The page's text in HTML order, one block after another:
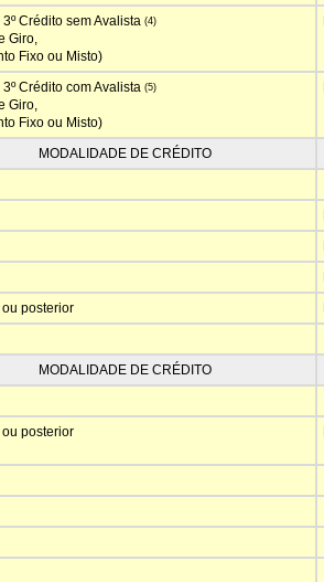
Crédito sem Avalista (4)
Giro,
Fixo ou Misto)
Crédito com Avalista (5)
Giro,
Fixo ou Misto)
MODALIDADE DE CRÉDITO
ou posterior
MODALIDADE DE CRÉDITO
ou posterior